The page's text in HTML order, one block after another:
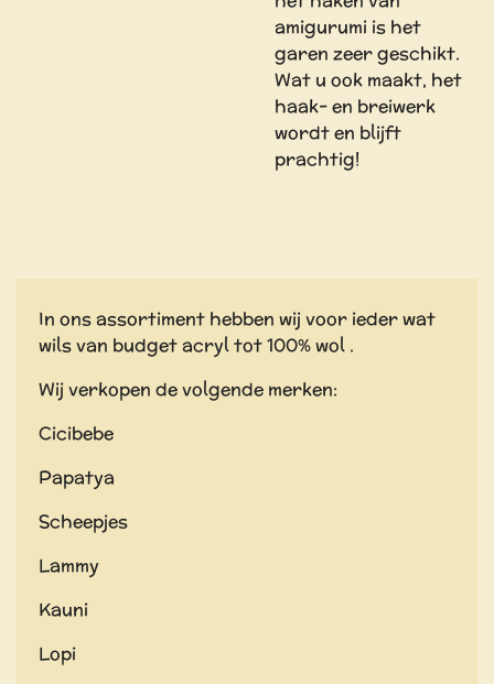
amigurumi is het
garen zeer geschikt.
Wat u ook maakt, het
haak- en breiwerk
wordt en blijft
prachtig!
In ons assortiment hebben wij voor ieder wat
wils van budget acryl tot 100% wol .
Wij verkopen de volgende merken:
Cicibebe
Papatya
Scheepjes
Lammy
Kauni
Lopi